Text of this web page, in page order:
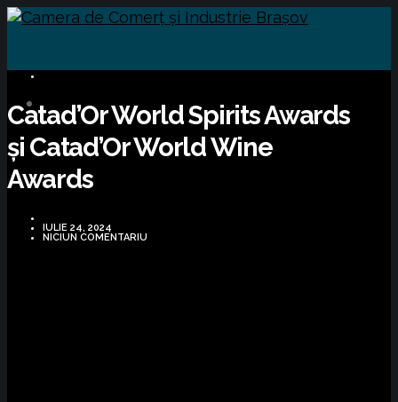
Catad’Or World Spirits Awards
și Catad’Or World Wine
Awards
IULIE 24, 2024
NICIUN COMENTARIU